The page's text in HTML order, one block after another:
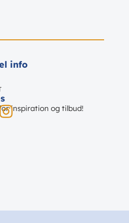
info
inspiration og tilbud!